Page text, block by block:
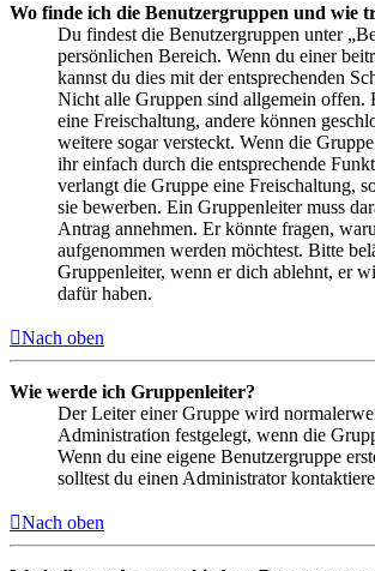
Wo finde ich die Benutzergruppen und wie
Du findest die Benutzergruppen unter
persönlichen Bereich. Wenn du einer
kannst du dies mit der entsprechenden
Nicht alle Gruppen sind allgemein offen.
eine Freischaltung, andere können
weitere sogar versteckt. Wenn die
ihr einfach durch die entsprechende
verlangt die Gruppe eine Freischaltung,
sie bewerben. Ein Gruppenleiter muss
Antrag annehmen. Er könnte fragen,
aufgenommen werden möchtest. Bitte
Gruppenleiter, wenn er dich ablehnt, er
dafür haben.
Nach oben
Wie werde ich Gruppenleiter?
Der Leiter einer Gruppe wird
Administration festgelegt, wenn die
Wenn du eine eigene Benutzergruppe
solltest du einen Administrator
Nach oben